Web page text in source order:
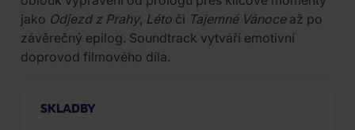
jako Odjezd z Prahy, Léto či Tajemné Vánoceaž po
závěrečný epilog. Soundtrack vytváří emotivní
doprovod filmového díla.
SKLADBY